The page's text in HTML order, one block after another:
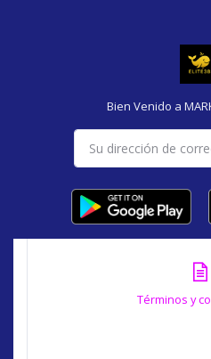
Bien Venido a
Términos y